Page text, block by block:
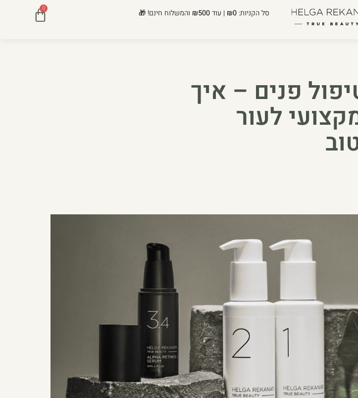
סל הקניות: ₪0 | עוד₪500 והמשלוח חינם! 🎁 0
פנים – איך
לעור